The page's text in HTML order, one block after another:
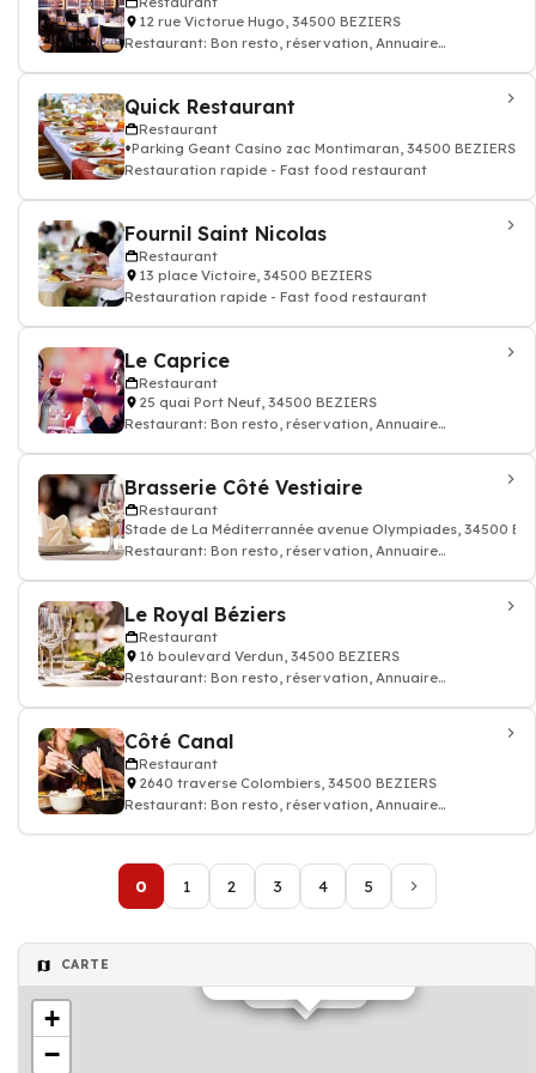
12 rue Victorue Hugo, 34500 BEZIERS
Restaurant: Bon resto, réservation, Annuaire
Quick Restaurant
Restaurant
Parking Geant Casino zac Montimaran, 34500 BEZIERS
Restauration rapide - Fast food restaurant
Fournil Saint Nicolas
Restaurant
13 place Victoire, 34500 BEZIERS
Restauration rapide - Fast food restaurant
Le Caprice
Restaurant
25 quai Port Neuf, 34500 BEZIERS
Restaurant: Bon resto, réservation, Annuaire
Brasserie Côté Vestiaire
Restaurant
Stade de La Méditerrannée avenue Olympiades, 34500
Restaurant: Bon resto, réservation, Annuaire
Le Royal Béziers
Restaurant
16 boulevard Verdun, 34500 BEZIERS
Restaurant: Bon resto, réservation, Annuaire
Côté Canal
Restaurant
2640 traverse Colombiers, 34500 BEZIERS
Restaurant: Bon resto, réservation, Annuaire
0 1 2 3 4 5
CARTE
Restaurant
+
−